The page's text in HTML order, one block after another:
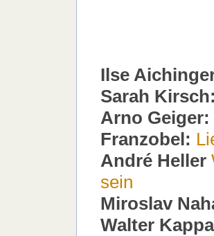
Ilse
Sarah
Arno Geiger:
Franzobel:
André Heller
sein
Miroslav
Walter